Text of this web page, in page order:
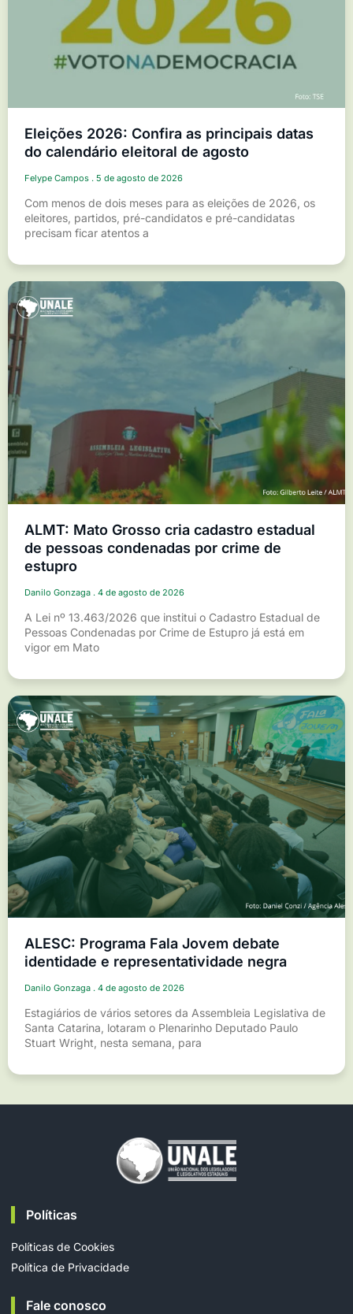
Eleições 2026: Confira as principais datas
do calendário eleitoral de agosto
Felype Campos 5 de agosto de 2026
Com menos de dois meses para as eleições de 2026, os
eleitores, partidos, pré-candidatos e pré-candidatas
precisam ficar atentos a
ALMT: Mato Grosso cria cadastro estadual
de pessoas condenadas por crime de
estupro
Danilo Gonzaga 4 de agosto de 2026
A Lei nº 13.463/2026 que institui o Cadastro Estadual de
Pessoas Condenadas por Crime de Estupro já está em
vigor em Mato
ALESC: Programa Fala Jovem debate
identidade e representatividade negra
Danilo Gonzaga 4 de agosto de 2026
Estagiários de vários setores da Assembleia Legislativa de
Santa Catarina, lotaram o Plenarinho Deputado Paulo
Stuart Wright, nesta semana, para
Políticas
Políticas de Cookies
Política de Privacidade
Fale conosco